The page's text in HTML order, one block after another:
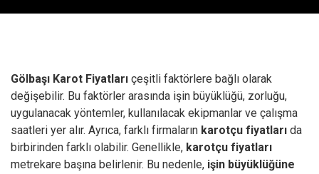
Gölbaşı Karot Fiyatları çeşitli faktörlere bağlı olarak
değişebilir. Bu faktörler arasında işin büyüklüğü, zorluğu,
uygulanacak yöntemler, kullanılacak ekipmanlar ve çalışma
saatleri yer alır. Ayrıca, farklı firmaların karotçu fiyatları da
birbirinden farklı olabilir. Genellikle, karotçu fiyatları
metrekare başına belirlenir. Bu nedenle, işin büyüklüğüne